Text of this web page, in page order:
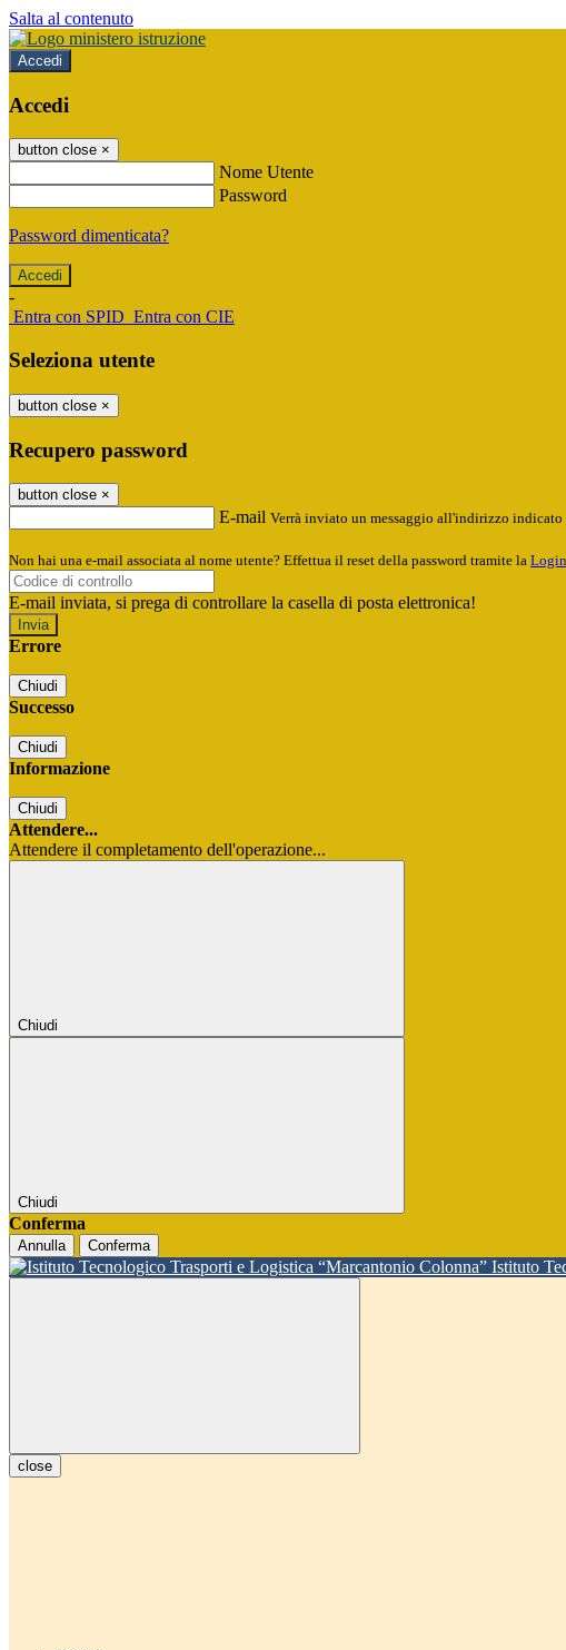
Salta al contenuto
Accedi
Accedi
button close ×
Nome Utente
Password
Password dimenticata?
-
Entra con SPID Entra con CIE
Seleziona utente
button close ×
Recupero password
button close ×
E-mail Verrà inviato un messaggio all'indirizzo indicato
Non hai una e-mail associata al nome utente? Effettua il reset della password tramite la
E-mail inviata, si prega di controllare la casella di posta elettronica!
Errore
Chiudi
Successo
Chiudi
Informazione
Chiudi
Attendere...
Attendere il completamento dell'operazione...
Chiudi
Chiudi
Conferma
Annulla Conferma
Istituto
close